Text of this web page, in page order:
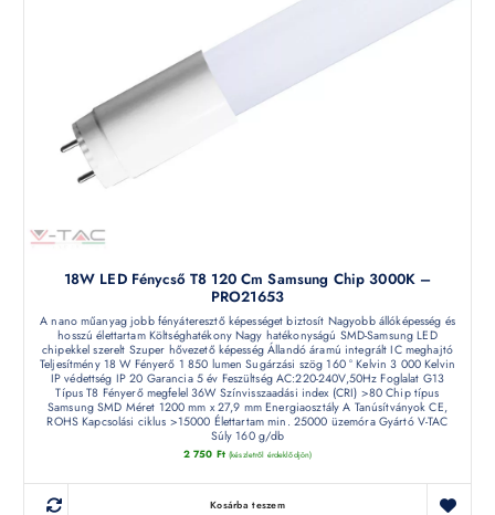
18W LED Fénycső T8 120 Cm Samsung Chip 3000K –
PRO21653
A nano műanyag jobb fényáteresztő képességet biztosít Nagyobb állóképesség és
hosszú élettartam Költséghatékony Nagy hatékonyságú SMD-Samsung LED
chipekkel szerelt Szuper hővezető képesség Állandó áramú integrált IC meghajtó
Teljesítmény 18 W Fényerő 1 850 lumen Sugárzási szög 160 ° Kelvin 3 000 Kelvin
IP védettség IP 20 Garancia 5 év Feszültség AC:220-240V,50Hz Foglalat G13
Típus T8 Fényerő megfelel 36W Színvisszaadási index (CRI) >80 Chip típus
Samsung SMD Méret 1200 mm x 27,9 mm Energiaosztály A Tanúsítványok CE,
ROHS Kapcsolási ciklus >15000 Élettartam min. 25000 üzemóra Gyártó V-TAC
Súly 160 g/db
2 750 Ft (készletről érdeklődjön)
Kosárba teszem